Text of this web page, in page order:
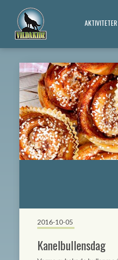
AKTIVITETER
2016-10-05
Kanelbullensdag